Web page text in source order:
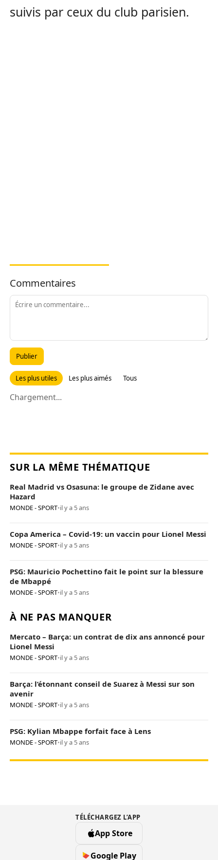
suivis par ceux du club parisien.
Commentaires
Publier
Les plus utiles Les plus aimés Tous
Chargement...
SUR LA MÊME THÉMATIQUE
Real Madrid vs Osasuna: le groupe de Zidane avec
Hazard
MONDE - SPORT•il y a 5 ans
Copa America – Covid-19: un vaccin pour Lionel Messi
MONDE - SPORT•il y a 5 ans
PSG: Mauricio Pochettino fait le point sur la blessure
de Mbappé
MONDE - SPORT•il y a 5 ans
À NE PAS MANQUER
Mercato – Barça: un contrat de dix ans annoncé pour
Lionel Messi
MONDE - SPORT•il y a 5 ans
Barça: l’étonnant conseil de Suarez à Messi sur son
avenir
MONDE - SPORT•il y a 5 ans
PSG: Kylian Mbappe forfait face à Lens
MONDE - SPORT•il y a 5 ans
TÉLÉCHARGEZ L’APP
App Store
Google Play